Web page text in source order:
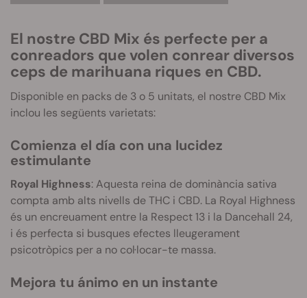
El nostre CBD Mix és perfecte per a
conreadors que volen conrear diversos
ceps de marihuana riques en CBD.
Disponible en packs de 3 o 5 unitats, el nostre CBD Mix
inclou les següents varietats:
Comienza el día con una lucidez
estimulante
Royal Highness: Aquesta reina de dominància sativa
compta amb alts nivells de THC i CBD. La Royal Highness
és un encreuament entre la Respect 13 i la Dancehall 24,
i és perfecta si busques efectes lleugerament
psicotròpics per a no col·locar-te massa.
Mejora tu ánimo en un instante